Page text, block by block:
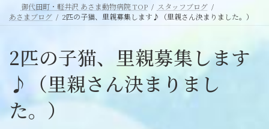
御代田町・軽井沢 あさま動物病院 TOP
スタッフブログ
あさまブログ
2匹の子猫、里親募集します♪（里親さん決まりました。）
2匹の子猫、里親募集します
♪（里親さん決まりまし
た。）